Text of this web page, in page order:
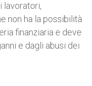
lavoratori,
non ha la possibilità
finanziaria e deve
e dagli abusi dei